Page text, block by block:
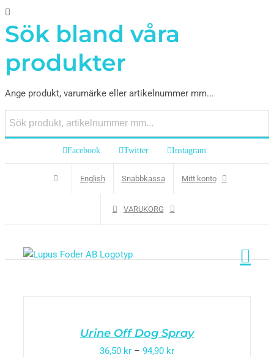
Sök bland våra
produkter
Ange produkt, varumärke eller artikelnummer mm...
Facebook Twitter Instagram
English Snabbkassa Mitt konto
VARUKORG
Urine Off Dog Spray
36,50 kr – 94,90 kr